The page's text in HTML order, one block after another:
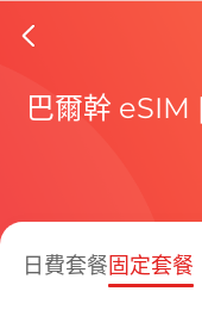
包
巴爾幹 eSIM
日費套餐固定套餐